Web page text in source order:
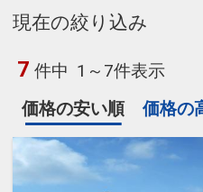
現在の絞り込み
7 件中 1～7件表示
価格の安い順
価格の